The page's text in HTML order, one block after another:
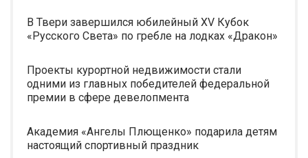
В Твери завершился юбилейный XV Кубок
«Русского Света» по гребле на лодках «Дракон»
Проекты курортной недвижимости стали
одними из главных победителей федеральной
премии в сфере девелопмента
Академия «Ангелы Плющенко» подарила детям
настоящий спортивный праздник